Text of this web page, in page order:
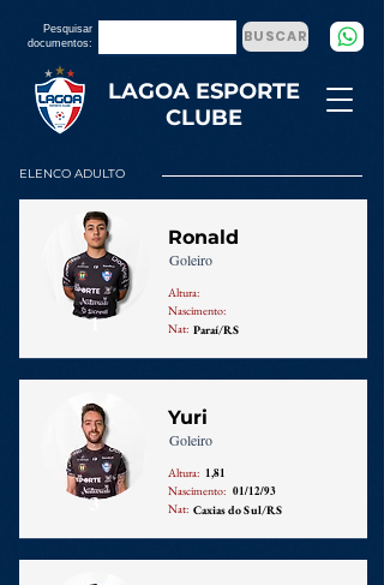
LAGOA ESPORTE
CLUBE
Pesquisar
documentos:
BUSCAR
ELENCO ADULTO
1
Ronald
Goleiro
Altura:
Nascimento:
Nat: Paraí/RS
3
Yuri
Goleiro
Altura: 1,81
Nascimento: 01/12/93
Nat: Caxias do Sul/RS